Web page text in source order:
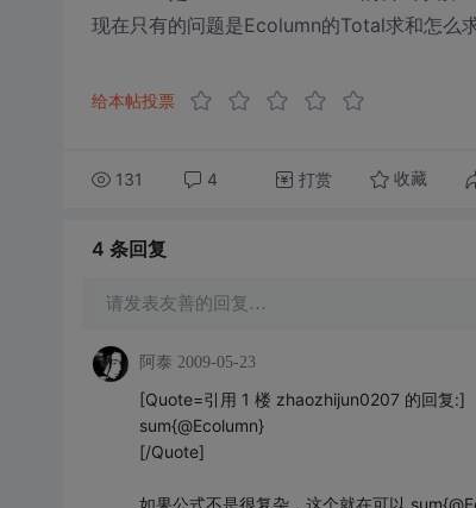
现在只有的问题是Ecolumn的Total求和怎么
给本帖投票
131 4 打赏 收藏
4 条回复
请发表友善的回复…
阿泰 2009-05-23
[Quote=引用 1 楼 zhaozhijun0207 的回复:]
sum{@Ecolumn}
[/Quote]
如果公式不是很复杂，这个就在可以